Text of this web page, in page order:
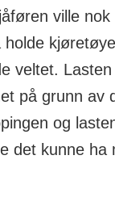
ville
veltet.
på grunn av
og
det kunne ha